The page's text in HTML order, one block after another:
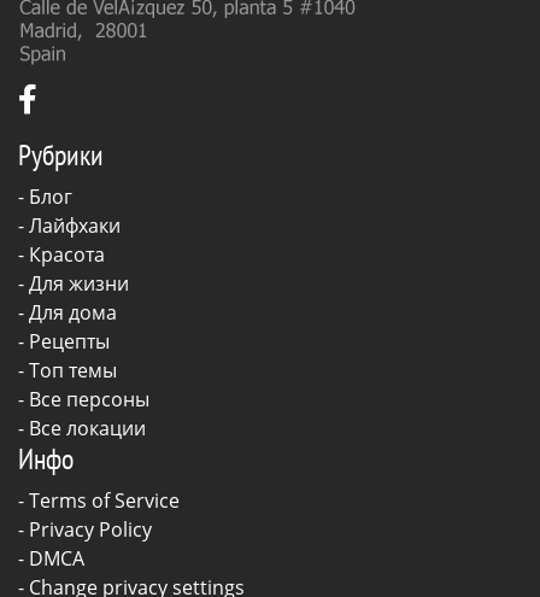
Рубрики
- Блог
-Лайфхаки
- Красота
-Для жизни
-Для дома
- Рецепты
- Топ темы
- Все персоны
- Все локации
Инфо
-Terms of Service
- Privacy Policy
- DMCA
- Change privacy settings